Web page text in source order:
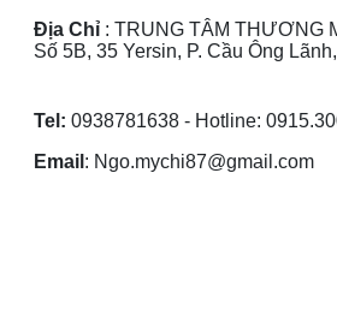
Địa Chỉ: TRUNG TÂM THƯƠNG
Số 5B, 35 Yersin, P. Cầu Ông
Tel: 0938781638 - Hotline:
Email : Ngo.mychi87@gmail.com